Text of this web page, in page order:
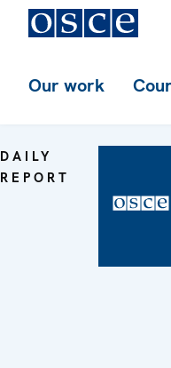
Our work
DAILY
REPORT